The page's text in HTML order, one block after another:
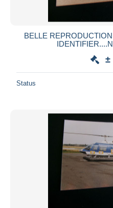
BELLE
±
Status